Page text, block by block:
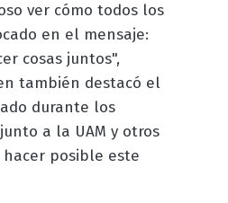
ver cómo todos los
en el mensaje:
cosas juntos",
también destacó el
durante los
a la UAM y otros
posible este